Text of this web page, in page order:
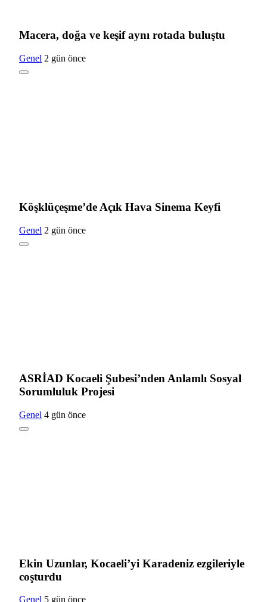
Macera, doğa ve keşif aynı rotada buluştu
Genel 2 gün önce
Köşklüçeşme’de Açık Hava Sinema Keyfi
Genel 2 gün önce
ASRİAD Kocaeli Şubesi’nden Anlamlı Sosyal
Sorumluluk Projesi
Genel 4 gün önce
Ekin Uzunlar, Kocaeli’yi Karadeniz ezgileriyle
coşturdu
Genel 5 gün önce